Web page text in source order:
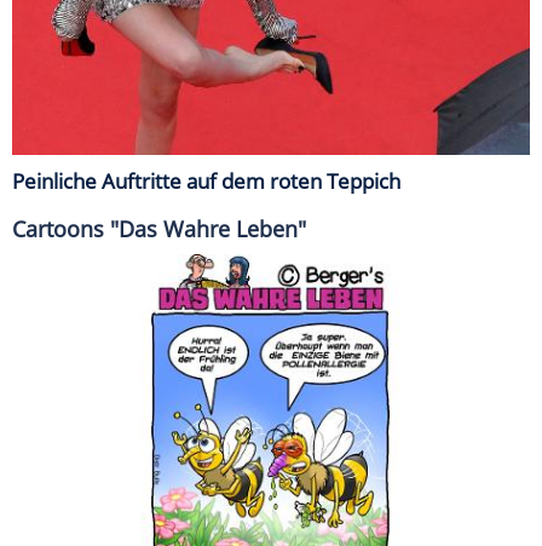
Peinliche Auftritte auf dem roten Teppich
Cartoons "Das Wahre Leben"